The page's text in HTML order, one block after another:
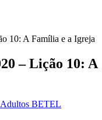
10: A Família e a Igreja
– Lição 10: A
BETEL